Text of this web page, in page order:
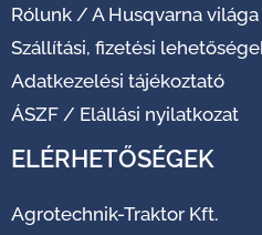
Rólunk / A Husqvarna világa
Szállítási, fizetési
Adatkezelési tájékoztató
ÁSZF / Elállási nyilatkozat
ELÉRHETŐSÉGEK
Agrotechnik-Traktor Kft.